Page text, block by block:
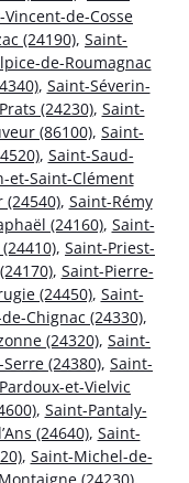
Vincent-de-Cosse
(24190), Saint-
de-Roumagnac
, Saint-Séverin-
(24230), Saint-
(86100), Saint-
, Saint-Saud-
et-Saint-Clément
, Saint-Rémy
(24160), Saint-
, Saint-Priest-
, Saint-Pierre-
(24450), Saint-
Chignac (24330),
(24320), Saint-
(24380), Saint-
et-Vielvic
, Saint-Pantaly-
(24640), Saint-
, Saint-Michel-de-